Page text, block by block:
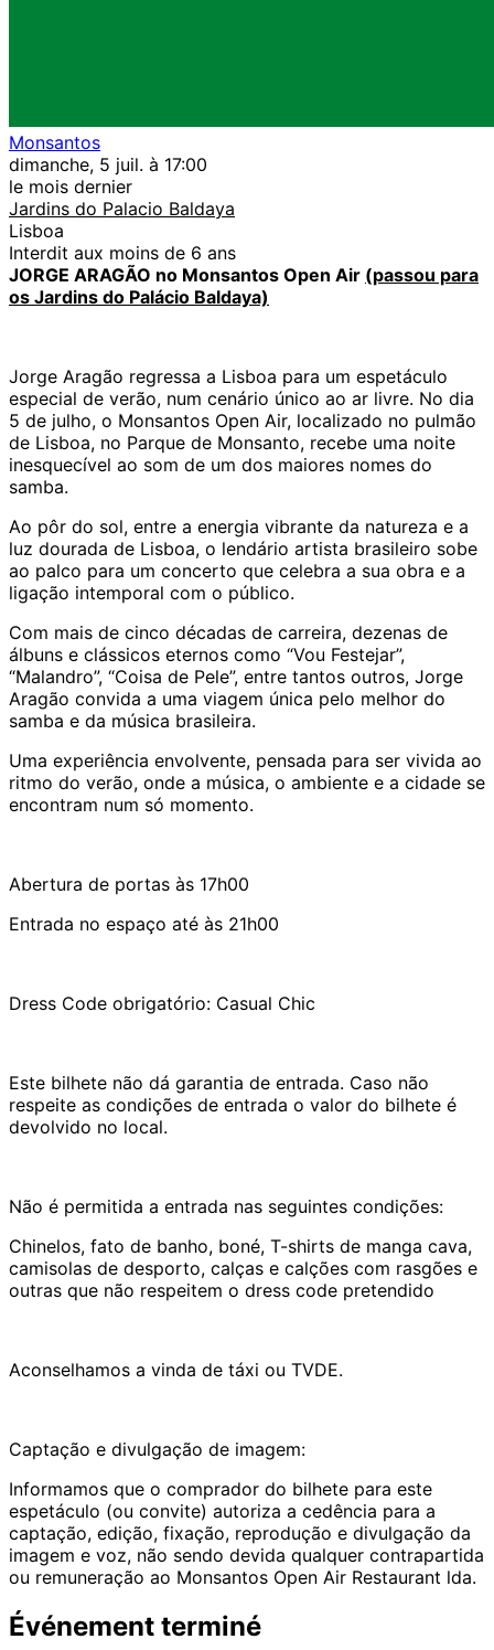
Monsantos
dimanche, 5 juil. à 17:00
le mois dernier
Jardins do Palacio Baldaya
Lisboa
Interdit aux moins de 6 ans
JORGE ARAGÃO no Monsantos Open Air (passou para
os Jardins do Palácio Baldaya)
Jorge Aragão regressa a Lisboa para um espetáculo
especial de verão, num cenário único ao ar livre. No dia
5 de julho, o Monsantos Open Air, localizado no pulmão
de Lisboa, no Parque de Monsanto, recebe uma noite
inesquecível ao som de um dos maiores nomes do
samba.
Ao pôr do sol, entre a energia vibrante da natureza e a
luz dourada de Lisboa, o lendário artista brasileiro sobe
ao palco para um concerto que celebra a sua obra e a
ligação intemporal com o público.
Com mais de cinco décadas de carreira, dezenas de
álbuns e clássicos eternos como “Vou Festejar”,
“Malandro”, “Coisa de Pele”, entre tantos outros, Jorge
Aragão convida a uma viagem única pelo melhor do
samba e da música brasileira.
Uma experiência envolvente, pensada para ser vivida ao
ritmo do verão, onde a música, o ambiente e a cidade se
encontram num só momento.
Abertura de portas às 17h00
Entrada no espaço até às 21h00
Dress Code obrigatório: Casual Chic
Este bilhete não dá garantia de entrada. Caso não
respeite as condições de entrada o valor do bilhete é
devolvido no local.
Não é permitida a entrada nas seguintes condições:
Chinelos, fato de banho, boné, T-shirts de manga cava,
camisolas de desporto, calças e calções com rasgões e
outras que não respeitem o dress code pretendido
Aconselhamos a vinda de táxi ou TVDE.
Captação e divulgação de imagem:
Informamos que o comprador do bilhete para este
espetáculo (ou convite) autoriza a cedência para a
captação, edição, fixação, reprodução e divulgação da
imagem e voz, não sendo devida qualquer contrapartida
ou remuneração ao Monsantos Open Air Restaurant lda.
Événement terminé